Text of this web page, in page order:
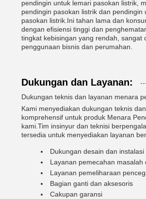
pendingin untuk lemari pasokan listrik,
pendingin pasokan listrik dan pendingin
pasokan listrik.Ini tahan lama dan
dengan efisiensi tinggi dan
tingkat kebisingan yang rendah, sangat
penggunaan bisnis dan perumahan.
Dukungan dan Layanan:
Dukungan teknis dan layanan menara
Kami menyediakan dukungan teknis
komprehensif untuk produk Menara
kami.Tim insinyur dan teknisi
tersedia untuk menyediakan layanan
Dukungan desain dan instalasi
Layanan pemecahan masalah
Layanan pemeliharaan
Bagian ganti dan aksesoris
Cakupan garansi